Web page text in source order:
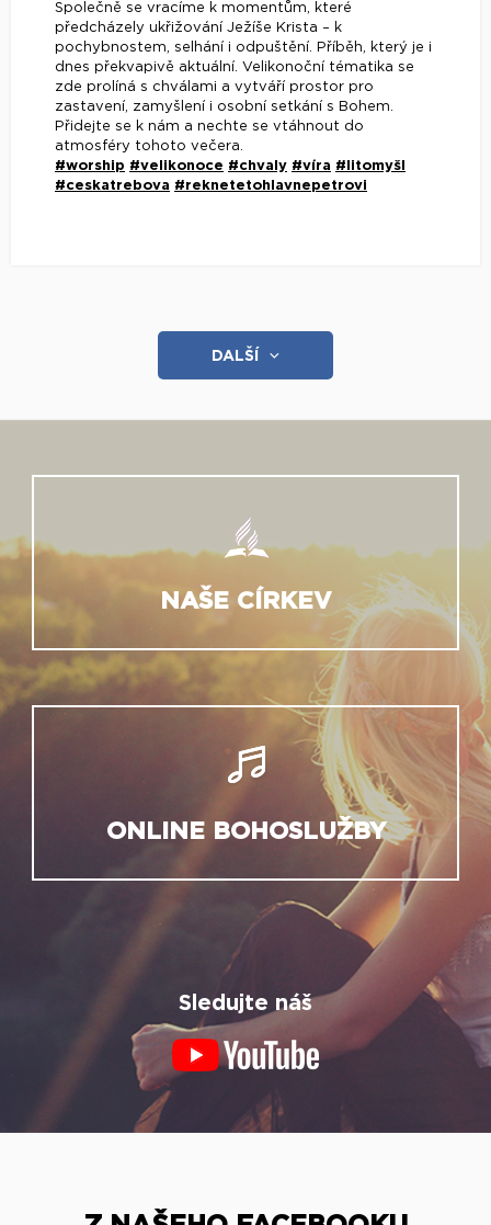
Společně se vracíme k momentům, které
předcházely ukřižování Ježíše Krista – k
pochybnostem, selhání i odpuštění. Příběh, který je i
dnes překvapivě aktuální. Velikonoční tématika se
zde prolíná s chválami a vytváří prostor pro
zastavení, zamyšlení i osobní setkání s Bohem.
Přidejte se k nám a nechte se vtáhnout do
atmosféry tohoto večera.
#worship #velikonoce #chvaly #víra #litomyšl
#ceskatrebova #reknetetohlavnepetrovi
DALŠÍ
NAŠE CÍRKEV
ONLINE BOHOSLUŽBY
Sledujte náš